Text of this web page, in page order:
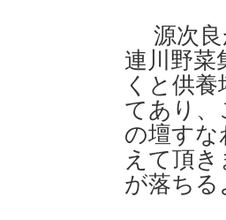
源次良
連川野菜
くと供
てあり、
の壇すな
えて頂
が落ち